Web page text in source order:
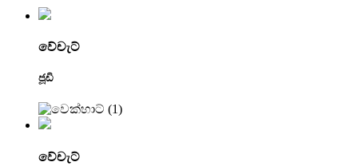
වේචැට්
ජූඩි
වේචැට්